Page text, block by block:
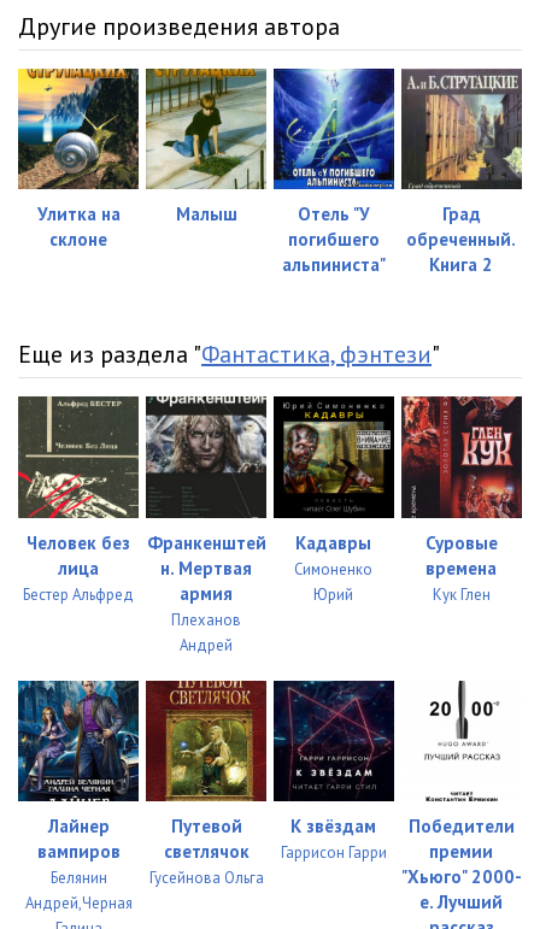
026.Zhuk.V.Muraveynike
027.Zhuk.V.Muraveynike 12:46
028.Zhuk.V.Muraveynike 22:45
029.Zhuk.V.Muraveynike 14:04
030.Zhuk.V.Muraveynike 12:13
14:16
033.Zhuk.V.Muraveynike
034.Zhuk.V.Muraveynike 06:44
035.Zhuk.V.Muraveynike 13:50
Другие произведения автора
Улитка на
склоне
Малыш
Отель "У
погибшего
альпиниста"
Град
обреченный.
Книга 2
Еще из раздела "Фантастика, фэнтези"
Человек без
лица
Бестер Альфред
Франкенштей
н. Мертвая
армия
Плеханов
Андрей
Кадавры
Симоненко
Юрий
Суровые
времена
Кук Глен
Лайнер
вампиров
Белянин
Андрей,Черная
Путевой
светлячок
Гусейнова Ольга
К звёздам
Гаррисон Гарри
Победители
премии
"Хьюго" 2000-
е. Лучший